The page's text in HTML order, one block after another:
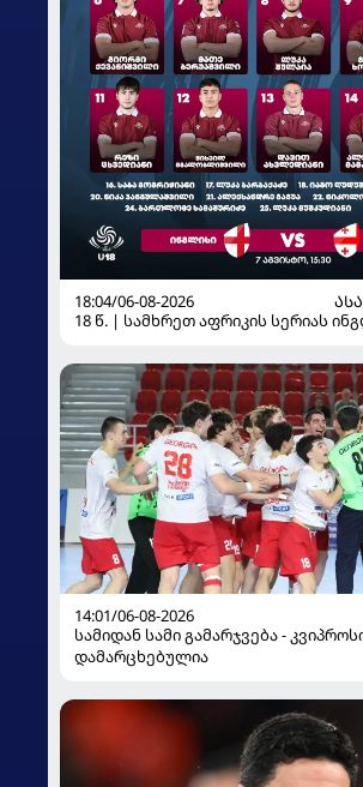
18:04/06-08-2026
18 წ. | სამხრეთ აფრიკის სერიას
14:01/06-08-2026
სამიდან სამი გამარჯვება -
დამარცხებულია